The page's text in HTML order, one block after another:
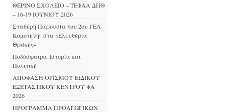
ΘΕΡΙΝΟ ΣΧΟΛΕΙΟ – ΤΕΦΑΑ ΔΠΘ
– 16-19 ΙΟΥΝΙΟΥ 2026
Σταθερή Παρουσία του 2ου ΓΕΛ
Κομοτηνής στα «Ελευθέρια
Θράκης»
Ποδόσφαιρο, Ιστορία και
Πολιτική
ΑΠΟΦΑΣΗ ΟΡΙΣΜΟΥ ΕΙΔΙΚΟΥ
ΕΞΕΤΑΣΤΙΚΟΥ ΚΕΝΤΡΟΥ ΦΑ
2026
ΠΡΟΓΡΑΜΜΑ ΠΡΟΑΓΩΓΙΚΩΝ